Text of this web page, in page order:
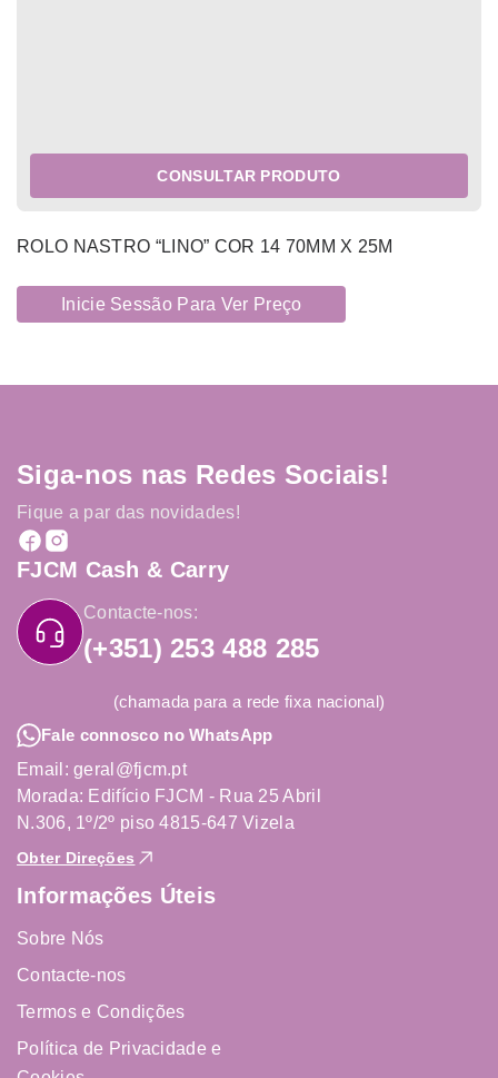
CONSULTAR PRODUTO
ROLO NASTRO “LINO” COR 14 70MM X 25M
Inicie Sessão Para Ver Preço
Siga-nos nas Redes Sociais!
Fique a par das novidades!
FJCM Cash & Carry
Contacte-nos:
(+351) 253 488 285
(chamada para a rede fixa nacional)
Fale connosco no WhatsApp
Email: geral@fjcm.pt
Morada: Edifício FJCM - Rua 25 Abril
N.306, 1º/2º piso 4815-647 Vizela
Obter Direções
Informações Úteis
Sobre Nós
Contacte-nos
Termos e Condições
Política de Privacidade e